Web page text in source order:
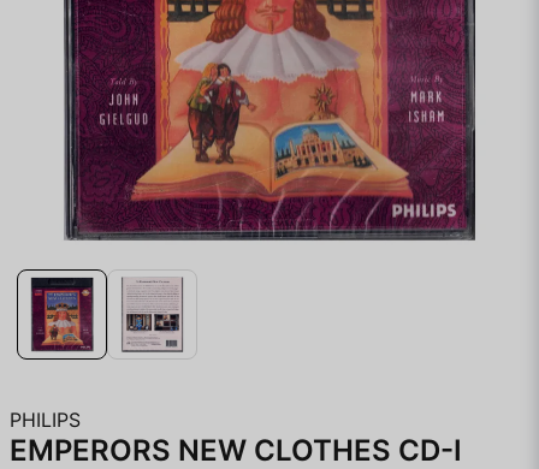
PHILIPS
EMPERORS NEW CLOTHES CD-I